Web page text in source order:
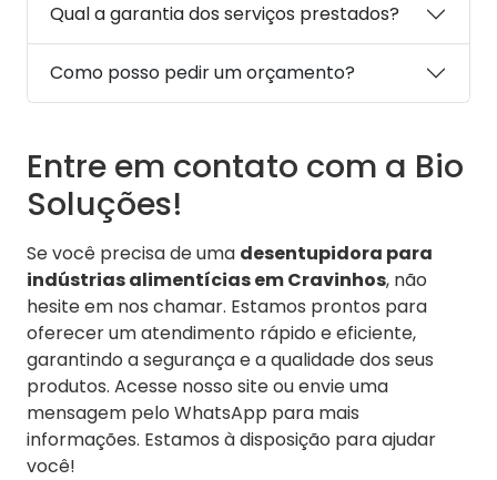
Qual a garantia dos serviços prestados?
Como posso pedir um orçamento?
Entre em contato com a Bio
Soluções!
Se você precisa de uma desentupidora para
indústrias alimentícias em Cravinhos, não
hesite em nos chamar. Estamos prontos para
oferecer um atendimento rápido e eficiente,
garantindo a segurança e a qualidade dos seus
produtos. Acesse nosso site ou envie uma
mensagem pelo WhatsApp para mais
informações. Estamos à disposição para ajudar
você!